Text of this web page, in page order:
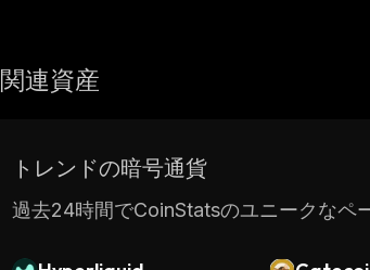
関連資産
トレンドの暗号通貨
過去24時間でCoinStatsのユニークなペ